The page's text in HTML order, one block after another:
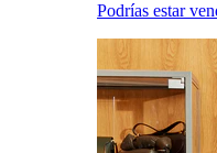
Podrías estar